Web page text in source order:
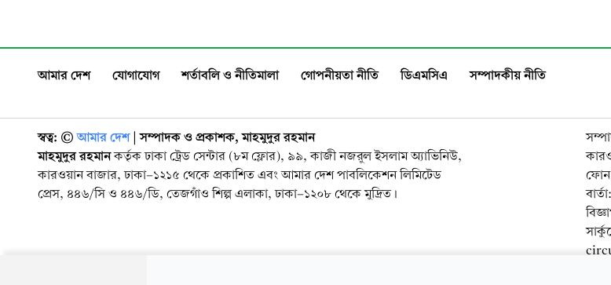
অ্যাটাচ করে অর্থ দেশে ফিরিয়ে আনার উদ্যোগ
সংশ্লিষ্টরা। চলতি বছরের মার্চ শেষে স
দোকান,
কৃষিপণ্য
আমার দেশ যোগাযোগ শর্তাবলি ও নীতিমালা গোপনীয়তা নীতি ডিএমসিএ সম্পাদকীয় নীতি
স্বত্ব: ©️ আমার দেশ| সম্পাদক ও প্রকাশক, মাহমুদুর রহমান
মাহমুদুর রহমানকর্তৃক ঢাকা ট্রেড সেন্টার (৮ম ফ্লোর), ৯৯, কাজী নজরুল ইসলাম অ্যাভিনিউ,
কারওয়ান বাজার, ঢাকা-১২১৫ থেকে প্রকাশিত এবং আমার দেশ পাবলিকেশন লিমিটেড
প্রেস, ৪৪৬/সি ও ৪৪৬/ডি, তেজগাঁও শিল্প এলাকা, ঢাকা-১২০৮ থেকে মুদ্রিত।